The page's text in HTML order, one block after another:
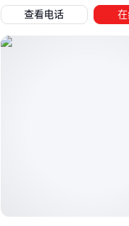
载荷。而多
精准悬停的
实际选型时
行距离、起
往往能暴露
站、运输箱
四、为什
查看电话